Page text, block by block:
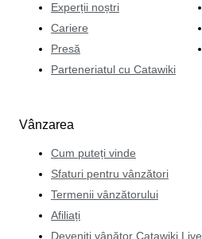
Experții noștri
Cariere
Presă
Parteneriatul cu Catawiki
Vânzarea
Cum puteți vinde
Sfaturi pentru vânzători
Termenii vânzătorului
Afiliați
Deveniți vânător Catawiki Live